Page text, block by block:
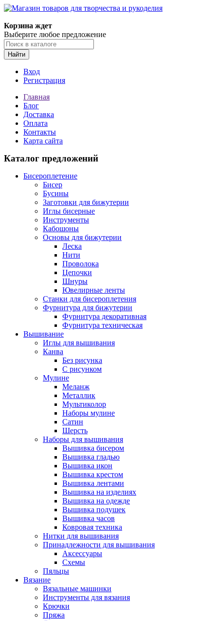
Корзина ждет
Выберите любое предложение
Найти
Вход
Регистрация
Главная
Блог
Доставка
Оплата
Контакты
Карта сайта
Каталог предложений
Бисероплетение
Бисер
Бусины
Заготовки для бижутерии
Иглы бисерные
Инструменты
Кабошоны
Основы для бижутерии
Леска
Нити
Проволока
Цепочки
Шнуры
Ювелирные ленты
Станки для бисероплетения
Фурнитура для бижутерии
Фурнитура декоративная
Фурнитура техническая
Вышивание
Иглы для вышивания
Канва
Без рисунка
С рисунком
Мулине
Меланж
Металлик
Мультиколор
Наборы мулине
Сатин
Шерсть
Наборы для вышивания
Вышивка бисером
Вышивка гладью
Вышивка икон
Вышивка крестом
Вышивка лентами
Вышивка на изделиях
Вышивка на одежде
Вышивка подушек
Вышивка часов
Ковровая техника
Нитки для вышивания
Принадлежности для вышивания
Аксессуары
Схемы
Пяльцы
Вязание
Вязальные машинки
Инструменты для вязания
Крючки
Пряжа